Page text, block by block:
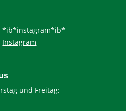
*ib*instagram*ib*
Instagram
und Freitag: